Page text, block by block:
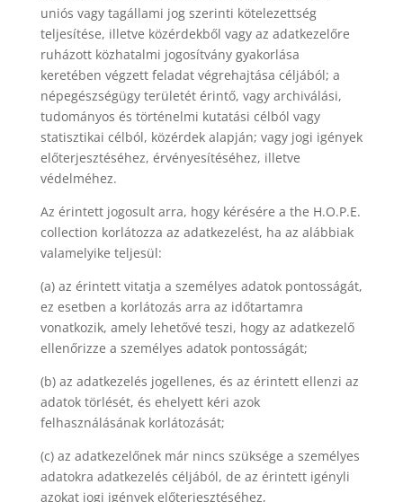
uniós vagy tagállami jog szerinti kötelezettség
teljesítése, illetve közérdekből vagy az adatkezelőre
ruházott közhatalmi jogosítvány gyakorlása
keretében végzett feladat végrehajtása céljából; a
népegészségügy területét érintő, vagy archiválási,
tudományos és történelmi kutatási célból vagy
statisztikai célból, közérdek alapján; vagy jogi igények
előterjesztéséhez, érvényesítéséhez, illetve
védelméhez.
Az érintett jogosult arra, hogy kérésére a the H.O.P.E.
collection korlátozza az adatkezelést, ha az alábbiak
valamelyike teljesül:
(a) az érintett vitatja a személyes adatok pontosságát,
ez esetben a korlátozás arra az időtartamra
vonatkozik, amely lehetővé teszi, hogy az adatkezelő
ellenőrizze a személyes adatok pontosságát;
(b) az adatkezelés jogellenes, és az érintett ellenzi az
adatok törlését, és ehelyett kéri azok
felhasználásának korlátozását;
(c) az adatkezelőnek már nincs szüksége a személyes
adatokra adatkezelés céljából, de az érintett igényli
azokat jogi igények előterjesztéséhez,